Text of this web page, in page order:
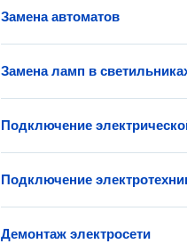
Замена автоматов
Замена ламп в
Подключение
Подключение
Демонтаж электросети